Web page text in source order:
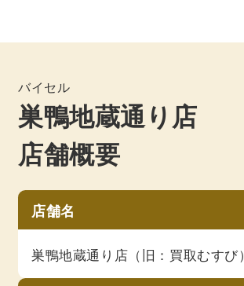
バイセル
巣鴨地蔵通り店
店舗概要
店舗名
巣鴨地蔵通り店（旧：買取むすび）